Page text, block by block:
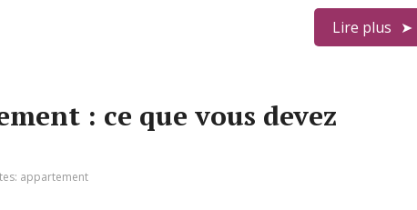
Lire plus
: ce que vous devez
appartement